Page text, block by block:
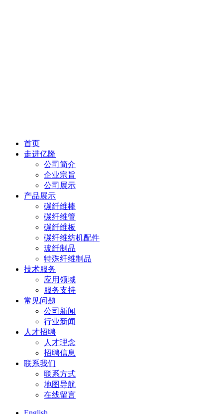
首页
走进亿隆
公司简介
企业宗旨
公司展示
产品展示
碳纤维棒
碳纤维管
碳纤维板
碳纤维纺机配件
玻纤制品
特殊纤维制品
技术服务
应用领域
服务支持
常见问题
公司新闻
行业新闻
人才招聘
人才理念
招聘信息
联系我们
联系方式
地图导航
在线留言